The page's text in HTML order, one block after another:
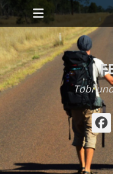
Zum
Inhalt
springen
Primäres Menü
Tobi